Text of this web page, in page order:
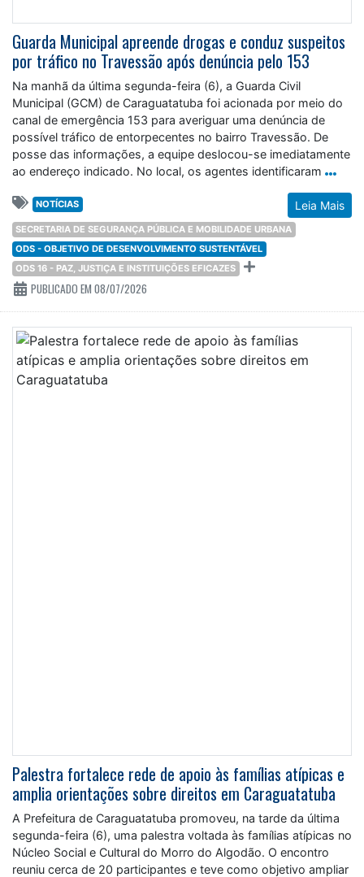
Guarda Municipal apreende drogas e conduz suspeitos
por tráfico no Travessão após denúncia pelo 153
Na manhã da última segunda-feira (6), a Guarda Civil
Municipal (GCM) de Caraguatatuba foi acionada por meio do
canal de emergência 153 para averiguar uma denúncia de
possível tráfico de entorpecentes no bairro Travessão. De
posse das informações, a equipe deslocou-se imediatamente
ao endereço indicado. No local, os agentes identificaram
Leia Mais
NOTÍCIAS
SECRETARIA DE SEGURANÇA PÚBLICA E MOBILIDADE URBANA
ODS - OBJETIVO DE DESENVOLVIMENTO SUSTENTÁVEL
ODS 16 - PAZ, JUSTIÇA E INSTITUIÇÕES EFICAZES
PUBLICADO EM 08/07/2026
Palestra fortalece rede de apoio às famílias atípicas e
amplia orientações sobre direitos em Caraguatatuba
A Prefeitura de Caraguatatuba promoveu, na tarde da última
segunda-feira (6), uma palestra voltada às famílias atípicas no
Núcleo Social e Cultural do Morro do Algodão. O encontro
reuniu cerca de 20 participantes e teve como objetivo ampliar